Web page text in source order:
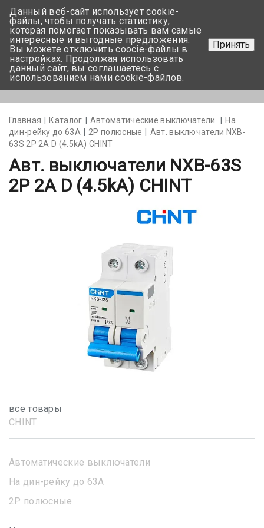
+375 17-350-99-56
+375 44-752-82-08
Задать вопрос
Главная Каталог Автоматические выключатели
На
дин-рейку до 63А
2Р полюсные
Авт. выключатели NXB-
63S 2P 2A D (4.5kA) CHINT
Авт. выключатели NXB-63S
2P 2A D (4.5kA) CHINT
все товары
CHINT
Автоматические выключатели
На дин-рейку до 63А
2Р полюсные
Данный веб-сайт использует cookie-
файлы, чтобы получать статистику,
которая помогает показывать вам самые
интересные и выгодные предложения.
Вы можете отключить coocie-файлы в
настройках. Продолжая использовать
данный сайт, вы соглашаетесь с
использованием нами cookie-файлов.
Принять